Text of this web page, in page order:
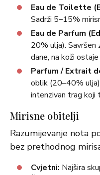
Eau de Toilette
Sadrži 5–15%
Eau de Parfum
20% ulja). Savršen
dane, na koži
Parfum / Extrait
oblik (20–40%
intenzivan trag koji
Mirisne obitelji
Razumijevanje nota
bez prethodnog
Cvjetni: Najšira